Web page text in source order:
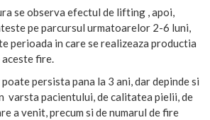
se observa efectul de lifting , apoi,
pe parcursul urmatoarelor 2-6 luni,
perioada in care se realizeaza productia
aceste fire.
persista pana la 3 ani, dar depinde si
varsta pacientului, de calitatea pielii, de
a venit, precum si de numarul de fire